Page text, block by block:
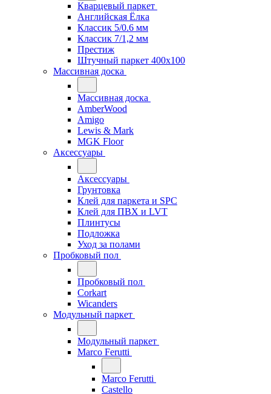
Кварцевый паркет
Английская Ёлка
Классик 5/0.6 мм
Классик 7/1,2 мм
Престиж
Штучный паркет 400x100
Массивная доска
Массивная доска
AmberWood
Amigo
Lewis & Mark
MGK Floor
Аксессуары
Аксессуары
Грунтовка
Клей для паркета и SPC
Клей для ПВХ и LVT
Плинтусы
Подложка
Уход за полами
Пробковый пол
Пробковый пол
Corkart
Wicanders
Модульный паркет
Модульный паркет
Marco Ferutti
Marco Ferutti
Castello